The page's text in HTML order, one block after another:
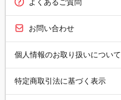
お問い合わせ
個人情報のお取り扱いについて
特定商取引法に基づく表示